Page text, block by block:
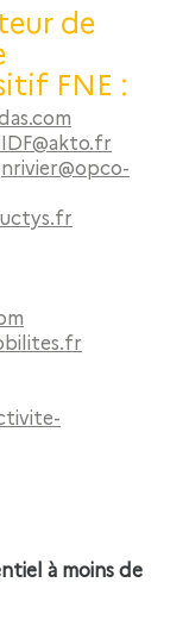
de
FNE :
nrivier@opco-
à moins de